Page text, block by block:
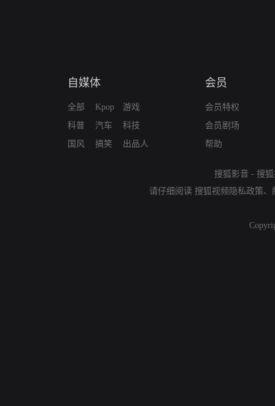
自媒体
全部
科普
国风
Kpop
汽车
搞笑
游戏
科技
出品人
会员
会员特权
会员剧场
帮助
搜狐影音 - 搜
请仔细阅读 搜狐视频隐私政策、